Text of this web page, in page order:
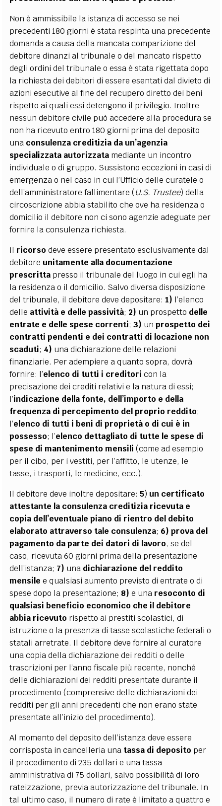
Non è ammissibile la istanza di accesso se nei
precedenti 180 giorni è stata respinta una precedente
domanda a causa della mancata comparizione del
debitore dinanzi al tribunale o del mancato rispetto
degli ordini del tribunale o essa è stata rigettata dopo
la richiesta dei debitori di essere esentati dal divieto di
azioni esecutive al fine del recupero diretto dei beni
rispetto ai quali essi detengono il privilegio. Inoltre
nessun debitore civile può accedere alla procedura se
non ha ricevuto entro 180 giorni prima del deposito
una consulenza creditizia da un’agenzia
specializzata autorizzata mediante un incontro
individuale o di gruppo. Sussistono eccezioni in casi di
emergenza o nel caso in cui l’Ufficio delle curatele o
dell’amministratore fallimentare (U.S. Trustee) della
circoscrizione abbia stabilito che ove ha residenza o
domicilio il debitore non ci sono agenzie adeguate per
fornire la consulenza richiesta.
Il ricorso deve essere presentato esclusivamente dal
debitore unitamente alla documentazione
prescritta presso il tribunale del luogo in cui egli ha
la residenza o il domicilio. Salvo diversa disposizione
del tribunale, il debitore deve depositare:1) l’elenco
delle attività e delle passività; 2) un prospetto delle
entrate e delle spese correnti;3) unprospetto dei
contratti pendenti e dei contratti di locazione non
scaduti; 4) una dichiarazione delle relazioni
finanziarie. Per adempiere a quanto sopra, dovrà
fornire: l’elenco di tutti i creditori con la
precisazione dei crediti relativi e la natura di essi;
l’indicazione della fonte, dell’importo e della
frequenza di percepimento del proprio reddito;
l’elenco di tutti i beni di proprietà o di cui è in
possesso; l’elenco dettagliato di tutte le spese di
spese di mantenimento mensili (come ad esempio
per il cibo, per i vestiti, per l’affitto, le utenze, le
tasse, i trasporti, le medicine, ecc.).
Il debitore deve inoltre depositare: 5) un certificato
attestante la consulenza creditizia ricevuta e
copia dell’eventuale piano di rientro del debito
elaborato attraverso tale consulenza; 6) prova del
pagamento da parte dei datori di lavoro, se del
caso, ricevuta 60 giorni prima della presentazione
dell’istanza; 7) una dichiarazione del reddito
mensile e qualsiasi aumento previsto di entrate o di
spese dopo la presentazione; 8) e una resoconto di
qualsiasi beneficio economico che il debitore
abbia ricevuto rispetto ai prestiti scolastici, di
istruzione o la presenza di tasse scolastiche federali o
statali arretrate. Il debitore deve fornire al curatore
una copia della dichiarazione dei redditi o delle
trascrizioni per l’anno fiscale più recente, nonché
delle dichiarazioni dei redditi presentate durante il
procedimento (comprensive delle dichiarazioni dei
redditi per gli anni precedenti che non erano state
presentate all’inizio del procedimento).
Al momento del deposito dell’istanza deve essere
corrisposta in cancelleria una tassa di deposito per
il procedimento di 235 dollari e una tassa
amministrativa di 75 dollari, salvo possibilità di loro
rateizzazione, previa autorizzazione del tribunale. In
tal ultimo caso, il numero di rate è limitato a quattro e